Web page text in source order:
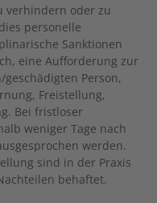
verhindern oder zu
personelle
Sanktionen
eine Aufforderung zur
Person,
Freistellung,
Bei fristloser
weniger Tage nach
werden.
sind in der Praxis
behaftet.